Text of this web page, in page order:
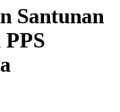
Santunan